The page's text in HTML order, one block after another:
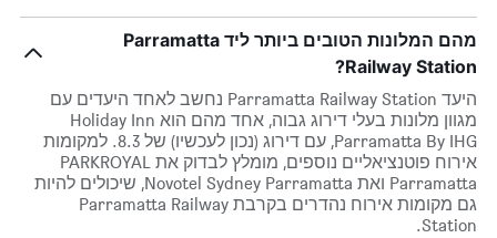
מהם המלונות הטובים ביותר ליד Parramatta
Railway Station?
היעד Parramatta Railway Station נחשב לאחד היעדים עם
מגוון מלונות בעלי דירוג גבוה, אחד מהם הוא Holiday Inn
Parramatta By IHG, עם דירוג (נכון לעכשיו) של 8.3. למקומות
אירוח פוטנציאליים נוספים, מומלץ לבדוק את PARKROYAL
Parramatta ואת Novotel Sydney Parramatta, שיכולים להיות
גם מקומות אירוח נהדרים בקרבת Parramatta Railway
Station.